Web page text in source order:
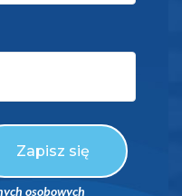
Zapisz się
osobowych